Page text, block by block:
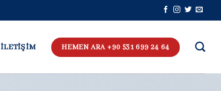
İLETİŞİM HEMEN ARA +90 531 699 24 64